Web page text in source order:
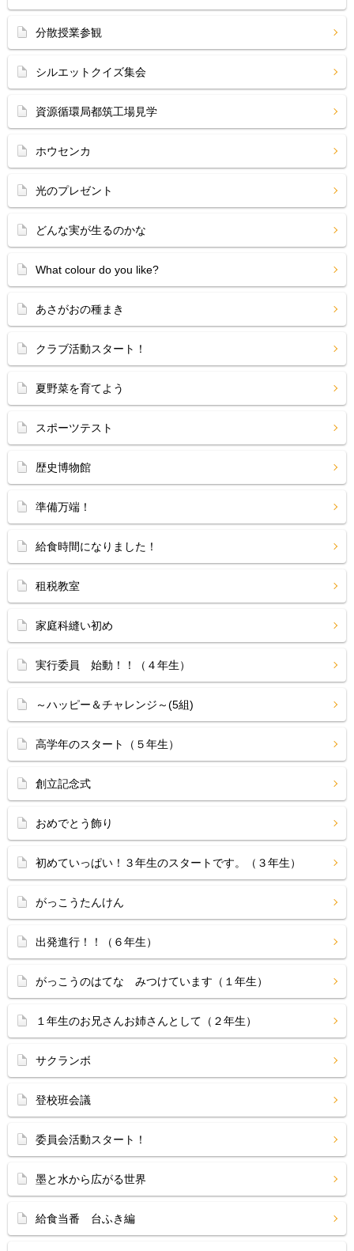
分散授業参観
シルエットクイズ集会
資源循環局都筑工場見学
ホウセンカ
光のプレゼント
どんな実が生るのかな
What colour do you like?
あさがおの種まき
クラブ活動スタート！
夏野菜を育てよう
スポーツテスト
歴史博物館
準備万端！
給食時間になりました！
租税教室
家庭科縫い初め
実行委員 始動！！（４年生）
～ハッピー＆チャレンジ～(5組)
高学年のスタート（５年生）
創立記念式
おめでとう飾り
初めていっぱい！３年生のスタートです。（３年生）
がっこうたんけん
出発進行！！（６年生）
がっこうのはてな みつけています（１年生）
１年生のお兄さんお姉さんとして（２年生）
サクランボ
登校班会議
委員会活動スタート！
墨と水から広がる世界
給食当番 台ふき編